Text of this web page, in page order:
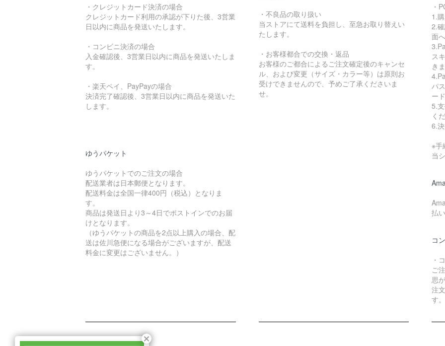
・クレジットカード決済の場合
クレジットカード利用の承認が下りた後、3営業
日以内に商品を発送いたします。
・コンビニ決済の場合
入金確認後、3営業日以内に商品を発送いたしま
す。
・楽天ペイ、PayPayの場合
決済完了確認後、3営業日以内に商品を発送いた
します。
ゆうパケット
ゆうパケットでのご注文の場合
配送業者は日本郵便となります。
配送料金は全国一律400円（税込）となりま
す。
商品は発送日より3～4日でポストインでのお届
けとなります。
（ゆうパケットの商品を2点以上購入の場合、配
送は佐川急便になる場合がございますが、配送
料金に変更はございません。）
・不良品の取り扱い
当ストアにて送料を負担し、至急お取り替えい
たします。
・お客様都合での交換・返品
お客様のご都合によるご注文確定後のキャンセ
ル、および変更（サイズ・カラー等）は原則お
受けできませんので、予めご了承くださいま
せ。
・
1.
2.
面
ス
き
パ
ー
5.
く
6.
※手
当
払
コ
・
ご
思
注
す